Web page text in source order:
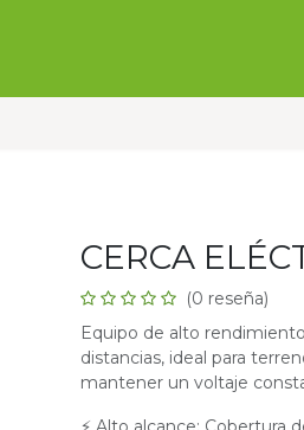
CERCA
(0 reseña)
Equipo de alto
distancias, ideal para
mantener un voltaje